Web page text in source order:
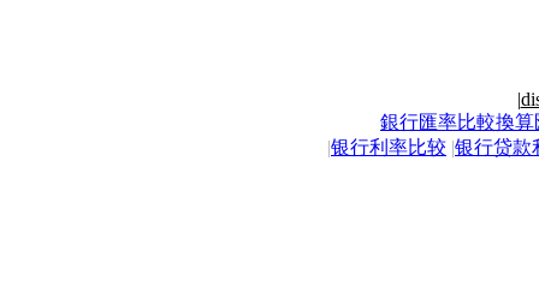
|
銀行匯率比較換算
|银行利率比较 |银行贷款